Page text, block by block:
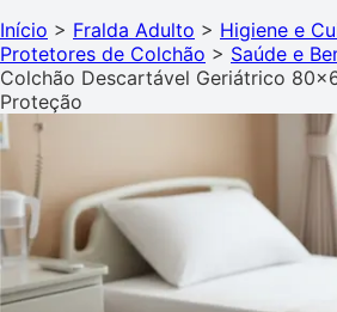
Início > Fralda Adulto > Higiene e
Protetores de Colchão > Saúde e
Colchão Descartável Geriátrico
Proteção